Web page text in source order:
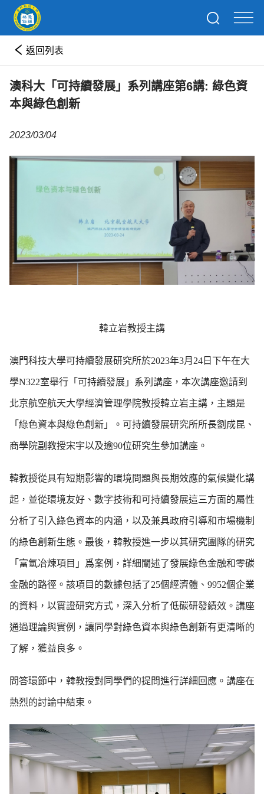
返回列表
澳科大「可持續發展」系列講座第6講: 綠色資
本與綠色創新
2023/03/04
韓立岩教授主講
澳門科技大學可持續發展研究所於2023年3月24日下午在大
學N322室舉行「可持續發展」系列講座，本次講座邀請到
北京航空航天大學經濟管理學院教授韓立岩主講，主題是
「綠色資本與綠色創新」。可持續發展研究所所長劉成昆、
商學院副教授宋宇以及逾90位研究生參加講座。
韓教授從具有短期影響的環境問題與長期效應的氣候變化講
起，並從環境友好、數字技術和可持續發展這三方面的屬性
分析了引入綠色資本的内涵，以及兼具政府引導和市場機制
的綠色創新生態。最後，韓教授進一步以其研究團隊的研究
「富氫冶煉項目」爲案例，詳細闡述了發展綠色金融和零碳
金融的路徑。該項目的數據包括了25個經濟體、9952個企業
的資料，以實證研究方式，深入分析了低碳研發績效。講座
通過理論與實例，讓同學對綠色資本與綠色創新有更清晰的
了解，獲益良多。
問答環節中，韓教授對同學們的提問進行詳細回應。講座在
熱烈的討論中結束。